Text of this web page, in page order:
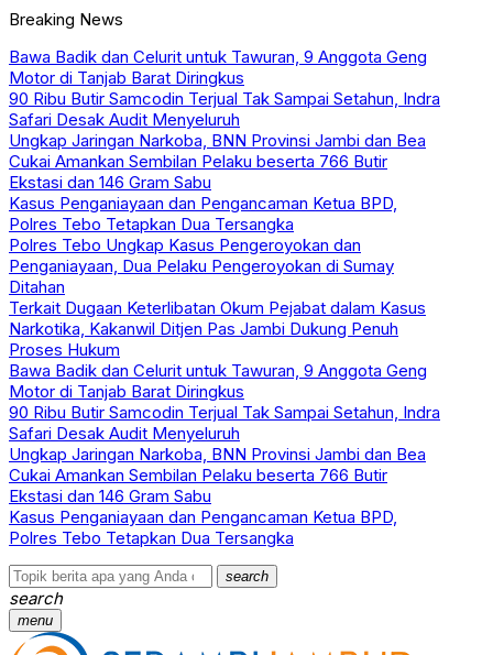
Breaking News
Bawa Badik dan Celurit untuk Tawuran, 9 Anggota Geng
Motor di Tanjab Barat Diringkus
90 Ribu Butir Samcodin Terjual Tak Sampai Setahun, Indra
Safari Desak Audit Menyeluruh
Ungkap Jaringan Narkoba, BNN Provinsi Jambi dan Bea
Cukai Amankan Sembilan Pelaku beserta 766 Butir
Ekstasi dan 146 Gram Sabu
Kasus Penganiayaan dan Pengancaman Ketua BPD,
Polres Tebo Tetapkan Dua Tersangka
Polres Tebo Ungkap Kasus Pengeroyokan dan
Penganiayaan, Dua Pelaku Pengeroyokan di Sumay
Ditahan
Terkait Dugaan Keterlibatan Okum Pejabat dalam Kasus
Narkotika, Kakanwil Ditjen Pas Jambi Dukung Penuh
Proses Hukum
Bawa Badik dan Celurit untuk Tawuran, 9 Anggota Geng
Motor di Tanjab Barat Diringkus
90 Ribu Butir Samcodin Terjual Tak Sampai Setahun, Indra
Safari Desak Audit Menyeluruh
Ungkap Jaringan Narkoba, BNN Provinsi Jambi dan Bea
Cukai Amankan Sembilan Pelaku beserta 766 Butir
Ekstasi dan 146 Gram Sabu
Kasus Penganiayaan dan Pengancaman Ketua BPD,
Polres Tebo Tetapkan Dua Tersangka
search
search
menu